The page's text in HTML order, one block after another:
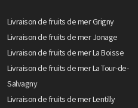
Livraison de fruits de mer Grigny
Livraison de fruits de mer Jonage
Livraison de fruits de mer La Boisse
Livraison de fruits de mer La Tour-de-
Salvagny
Livraison de fruits de mer Lentilly